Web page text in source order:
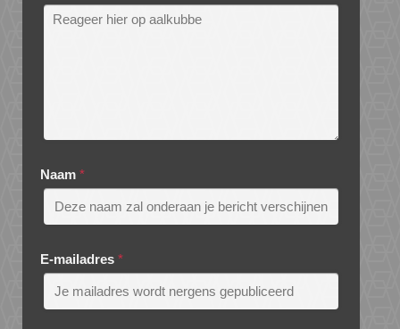
Naam *
E-mailadres *